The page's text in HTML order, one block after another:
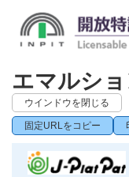
エマルシ
ウインドウを閉じる
固定URLをコピー